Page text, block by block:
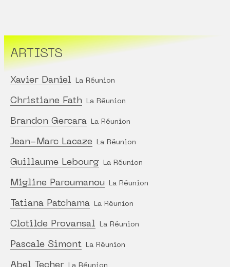
ARTISTS
Xavier Daniel La Réunion
Christiane Fath La Réunion
Brandon Gercara La Réunion
Jean-Marc Lacaze La Réunion
Guillaume Lebourg La Réunion
Migline Paroumanou La Réunion
Tatiana Patchama La Réunion
Clotilde Provansal La Réunion
Pascale Simont La Réunion
Abel Techer